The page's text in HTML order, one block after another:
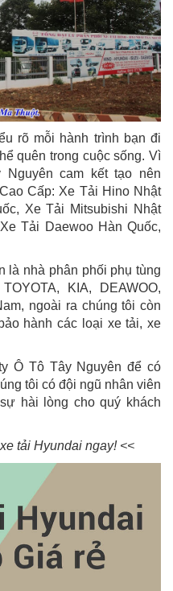
rõ mỗi hành trình bạn đi
quên trong cuộc sống. Vì
cam kết tạo nên
Cấp: Xe Tải Hino Nhật
Xe Tải Mitsubishi Nhật
Tải Daewoo Hàn Quốc,
là nhà phân phối phụ tùng
KIA, DEAWOO,
ngoài ra chúng tôi còn
hành các loại xe tải, xe
Ô Tô Tây Nguyên để có
tôi có đội ngũ nhân viên
hài lòng cho quý khách
tải Hyundai ngay! <<